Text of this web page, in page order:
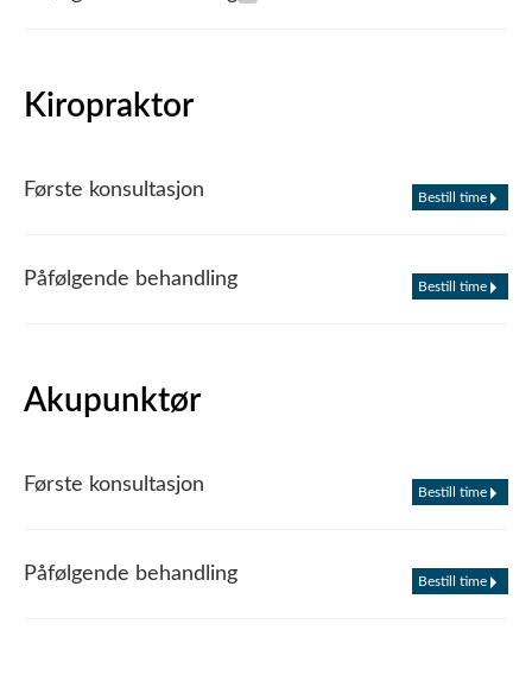
Kiropraktor
Første konsultasjon Bestill time
Påfølgende behandling Bestill time
Akupunktør
Første konsultasjon Bestill time
Påfølgende behandling Bestill time